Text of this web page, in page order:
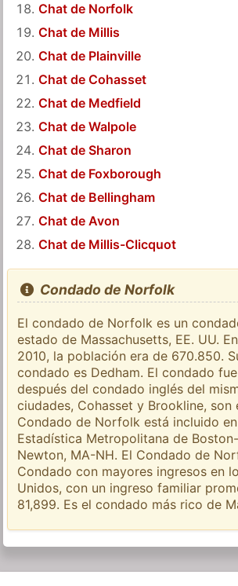
Chat de Norfolk
Chat de Millis
Chat de Plainville
Chat de Cohasset
Chat de Medfield
Chat de Walpole
Chat de Sharon
Chat de Foxborough
Chat de Bellingham
Chat de Avon
Chat de Millis-Clicquot
Condado de Norfolk
El condado de Norfolk es un
estado de Massachusetts, EE. UU.
2010, la población era de 670.850.
condado es Dedham. El condado
después del condado inglés del
ciudades, Cohasset y Brookline, son
Condado de Norfolk está incluido
Estadística Metropolitana de
Newton, MA-NH. El Condado de
Condado con mayores ingresos en
Unidos, con un ingreso familiar
81,899. Es el condado más rico de